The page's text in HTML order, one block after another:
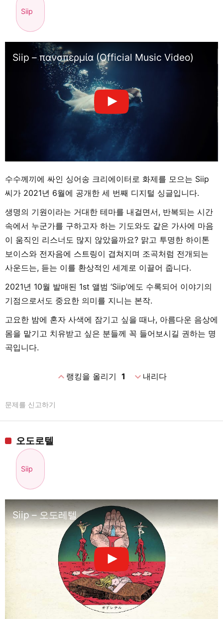
Siip
Siip – πανσπερμία (Official Music Video)
수수께끼에 싸인 싱어송 크리에이터로 화제를 모으는 Siip
씨가 2021년 6월에 공개한 세 번째 디지털 싱글입니다.
생명의 기원이라는 거대한 테마를 내걸면서, 반복되는 시간
속에서 누군가를 구하고자 하는 기도와도 같은 가사에 마음
이 움직인 리스너도 많지 않았을까요? 맑고 투명한 하이톤
보이스와 전자음에 스트링이 겹쳐지며 조곡처럼 전개되는
사운드는, 듣는 이를 환상적인 세계로 이끌어 줍니다.
2021년 10월 발매된 1st 앨범 ‘Siip’에도 수록되어 이야기의
기점으로서도 중요한 의미를 지니는 본작.
고요한 밤에 혼자 사색에 잠기고 싶을 때나, 아름다운 음상에
몸을 맡기고 치유받고 싶은 분들께 꼭 들어보시길 권하는 명
곡입니다.
expand_less랭킹을 올리기 1 expand_more내리다
문제를 신고하기
오도로텔
Siip
Siip – 오도레텔